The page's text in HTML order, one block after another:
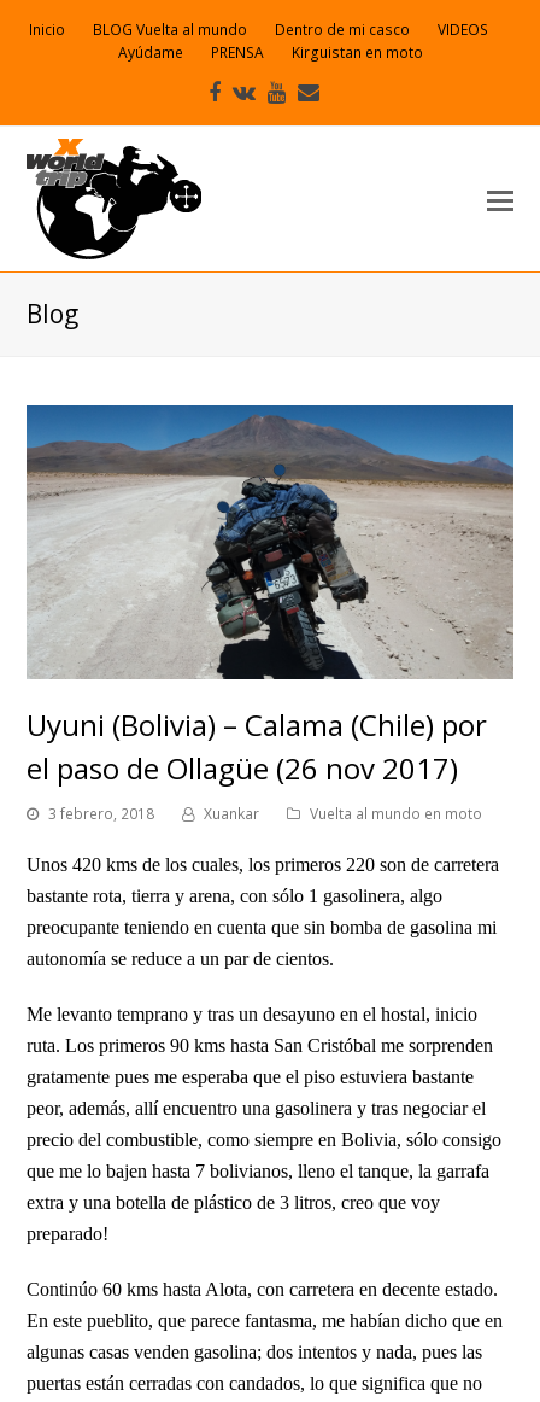
Inicio BLOG Vuelta al mundo Dentro de mi casco
VIDEOS
Ayúdame
PRENSA Kirguistan en moto
Facebook
VK Youtube
electrónico
Blog
Uyuni (Bolivia) – Calama (Chile) por
el paso de Ollagüe (26 nov 2017)
3 febrero, 2018 Xuankar Vuelta al mundo en moto
Unos 420 kms de los cuales, los primeros 220 son de carretera
bastante rota, tierra y arena, con sólo 1 gasolinera, algo
preocupante teniendo en cuenta que sin bomba de gasolina mi
autonomía se reduce a un par de cientos.
Me levanto temprano y tras un desayuno en el hostal, inicio
ruta. Los primeros 90 kms hasta San Cristóbal me sorprenden
gratamente pues me esperaba que el piso estuviera bastante
peor, además, allí encuentro una gasolinera y tras negociar el
precio del combustible, como siempre en Bolivia, sólo consigo
que me lo bajen hasta 7 bolivianos, lleno el tanque, la garrafa
extra y una botella de plástico de 3 litros, creo que voy
preparado!
Continúo 60 kms hasta Alota, con carretera en decente estado.
En este pueblito, que parece fantasma, me habían dicho que en
algunas casas venden gasolina; dos intentos y nada, pues las
puertas están cerradas con candados, lo que significa que no